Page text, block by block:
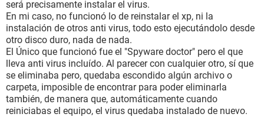
será precisamente instalar el virus.
En mi caso, no funcionó lo de reinstalar el xp, ni la
instalación de otros anti virus, todo esto ejecutándolo desde
otro disco duro, nada de nada.
El Único que funcionó fue el "Spyware doctor" pero el que
lleva anti virus incluído. Al parecer con cualquier otro, sí que
se eliminaba pero, quedaba escondido algún archivo o
carpeta, imposible de encontrar para poder eliminarla
también, de manera que, automáticamente cuando
reiniciabas el equipo, el virus quedaba instalado de nuevo.